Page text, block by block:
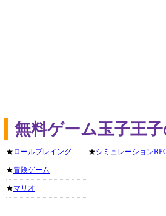
無料ゲーム玉子王
★ ロールプレイング
★冒険ゲーム
★マリオ
★シミュレーション